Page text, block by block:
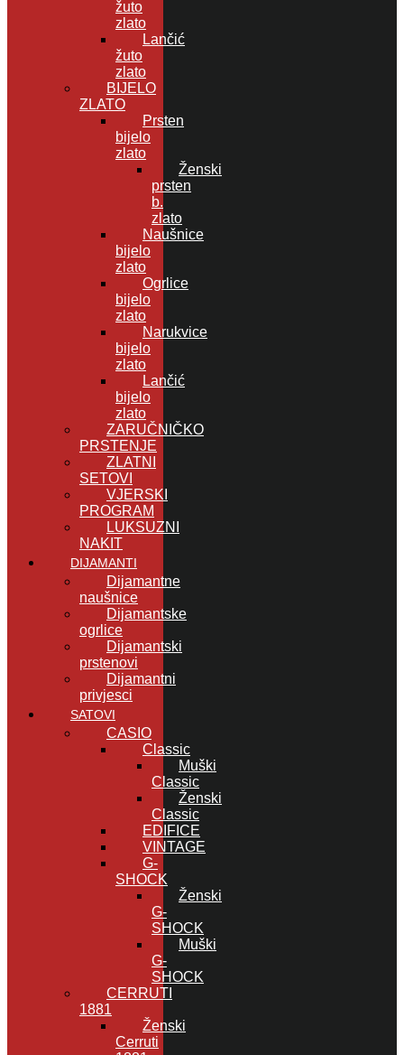
žuto
zlato
Lančić
žuto
zlato
BIJELO
ZLATO
Prsten
bijelo
zlato
Ženski
prsten
b.
zlato
Naušnice
bijelo
zlato
Ogrlice
bijelo
zlato
Narukvice
bijelo
zlato
Lančić
bijelo
zlato
ZARUČNIČKO
PRSTENJE
ZLATNI
SETOVI
VJERSKI
PROGRAM
LUKSUZNI
NAKIT
DIJAMANTI
Dijamantne
naušnice
Dijamantske
ogrlice
Dijamantski
prstenovi
Dijamantni
privjesci
SATOVI
CASIO
Classic
Muški
Classic
Ženski
Classic
EDIFICE
VINTAGE
G-
SHOCK
Ženski
G-
SHOCK
Muški
G-
SHOCK
CERRUTI
1881
Ženski
Cerruti